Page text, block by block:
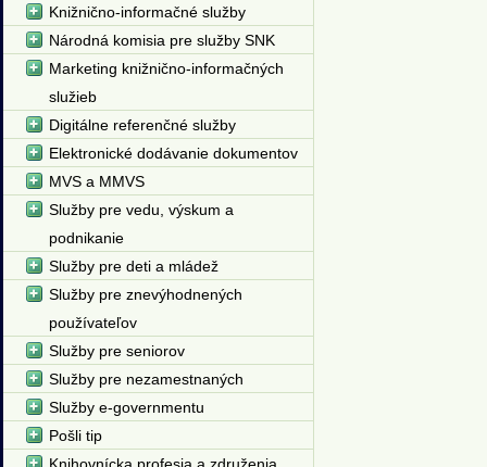
Knižnično-informačné služby
Národná komisia pre služby SNK
Marketing knižnično-informačných
služieb
Digitálne referenčné služby
Elektronické dodávanie dokumentov
MVS a MMVS
Služby pre vedu, výskum a
podnikanie
Služby pre deti a mládež
Služby pre znevýhodnených
používateľov
Služby pre seniorov
Služby pre nezamestnaných
Služby e-governmentu
Pošli tip